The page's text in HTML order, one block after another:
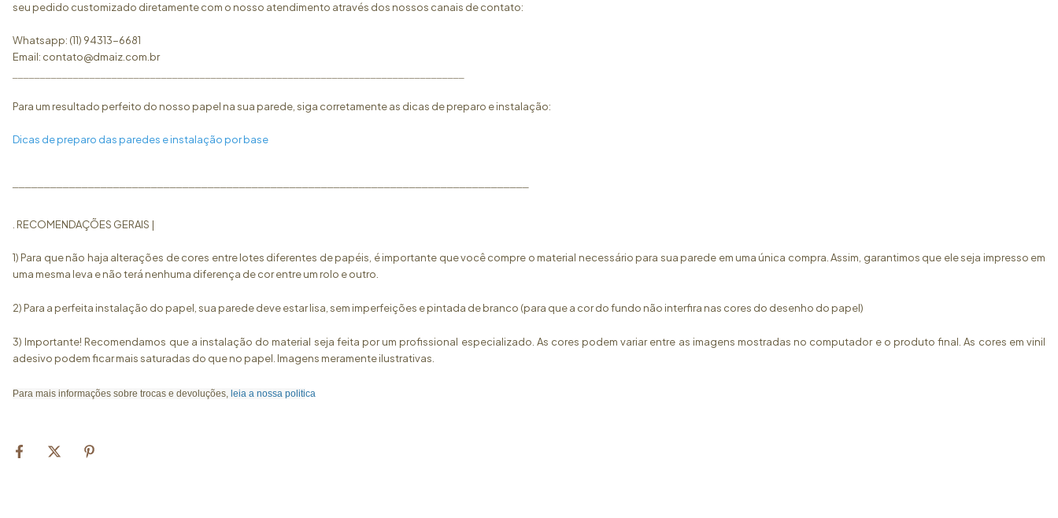
seu pedido customizado diretamente com o nosso atendimento através dos nossos canais de contato:
Whatsapp: (11) 94313-6681
Email: contato@dmaiz.com.br
Para um resultado perfeito do nosso papel na sua parede, siga corretamente as dicas de preparo e instalação:
Dicas de preparo das paredes e instalação por base
. RECOMENDAÇÕES GERAIS |
1) Para que não haja alterações de cores entre lotes diferentes de papéis, é importante que você compre o material necessário para sua parede em uma única compra. Assim, garantimos que ele seja impresso em
uma mesma leva e não terá nenhuma diferença de cor entre um rolo e outro.
2) Para a perfeita instalação do papel, sua parede deve estar lisa, sem imperfeições e pintada de branco (para que a cor do fundo não interfira nas cores do desenho do papel)
3) Importante! Recomendamos que a instalação do material seja feita por um profissional especializado. As cores podem variar entre as imagens mostradas no computador e o produto final. As cores em vinil
adesivo podem ficar mais saturadas do que no papel. Imagens meramente ilustrativas.
Para mais informações sobre trocas e devoluções, leia a nossa politica